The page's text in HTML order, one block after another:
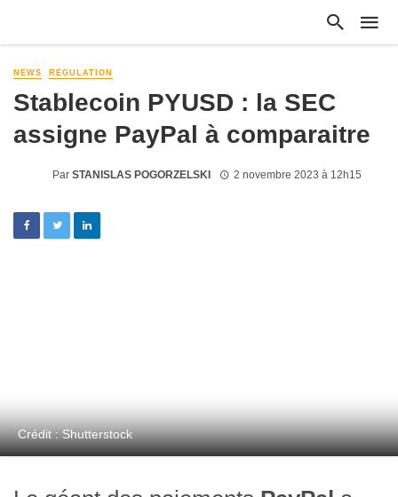
NEWS REGULATION
Stablecoin PYUSD : la SEC
assigne PayPal à comparaitre
Par STANISLAS POGORZELSKI 2 novembre 2023 à 12h15
Crédit : Shutterstock